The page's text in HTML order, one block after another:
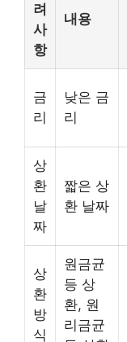
려
사
항
내용
금
리
낮은 금
리
상
환
날
짜
짧은 상
환 날짜
상
환
방
식
원금균
등 상
환, 원
리금균